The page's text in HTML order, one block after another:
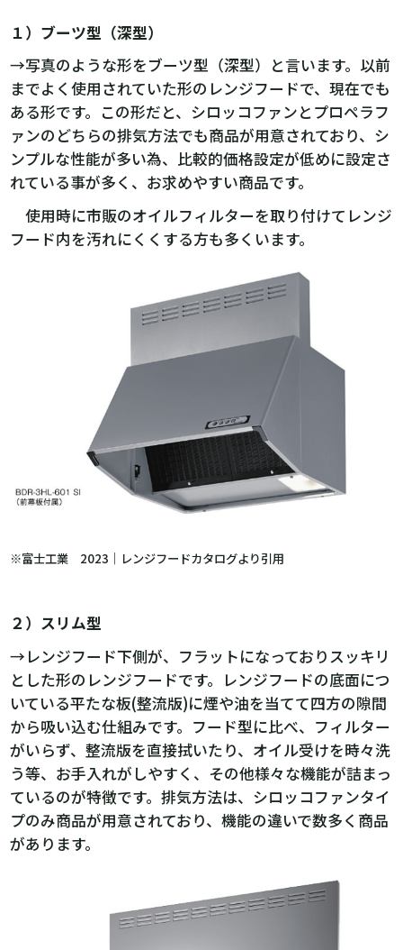
１）ブーツ型（深型）
→写真のような形をブーツ型（深型）と言います。以前
までよく使用されていた形のレンジフードで、現在でも
ある形です。この形だと、シロッコファンとプロペラフ
ァンのどちらの排気方法でも商品が用意されており、シ
ンプルな性能が多い為、比較的価格設定が低めに設定さ
れている事が多く、お求めやすい商品です。
使用時に市販のオイルフィルターを取り付けてレンジ
フード内を汚れにくくする方も多くいます。
※富士工業 2023｜レンジフードカタログより引用
２）スリム型
→レンジフード下側が、フラットになっておりスッキリ
とした形のレンジフードです。レンジフードの底面につ
いている平たな板(整流版)に煙や油を当てて四方の隙間
から吸い込む仕組みです。フード型に比べ、フィルター
がいらず、整流版を直接拭いたり、オイル受けを時々洗
う等、お手入れがしやすく、その他様々な機能が詰まっ
ているのが特徴です。排気方法は、シロッコファンタイ
プのみ商品が用意されており、機能の違いで数多く商品
があります。